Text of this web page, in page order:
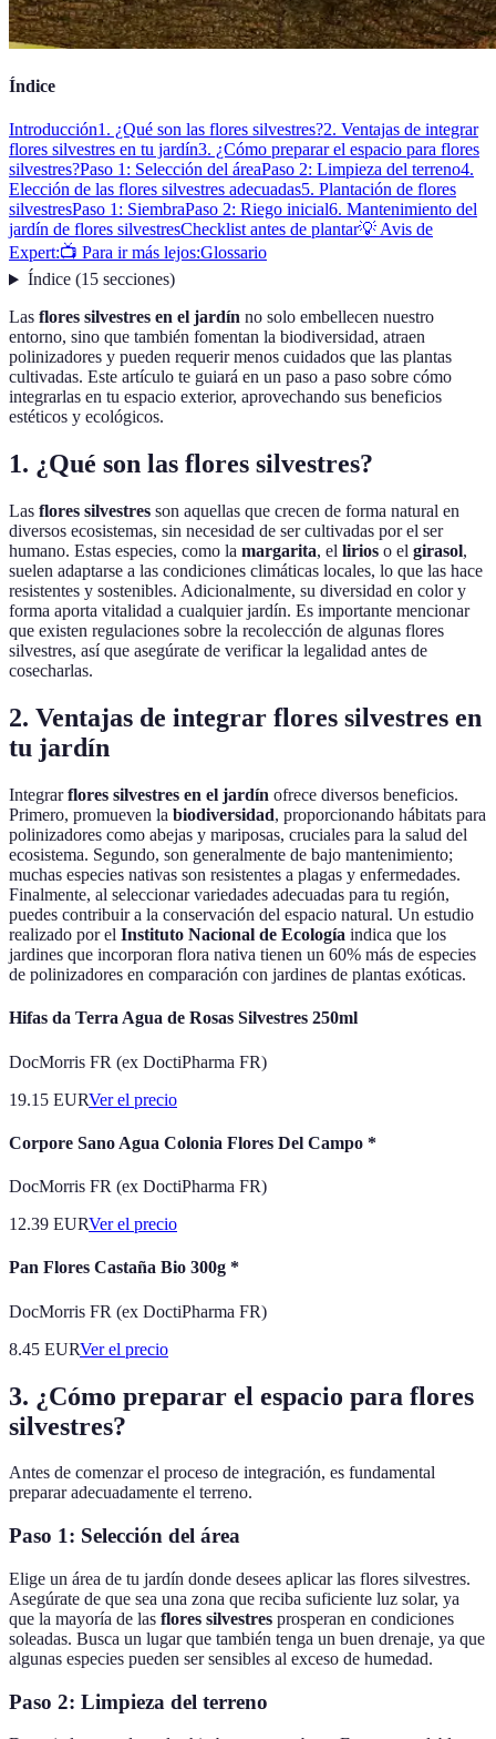
Índice
Introducción1. ¿Qué son las flores silvestres?2. Ventajas de integrar
flores silvestres en tu jardín3. ¿Cómo preparar el espacio para flores
silvestres?Paso 1: Selección del áreaPaso 2: Limpieza del terreno4.
Elección de las flores silvestres adecuadas5. Plantación de flores
silvestresPaso 1: SiembraPaso 2: Riego inicial6. Mantenimiento del
jardín de flores silvestresChecklist antes de plantar💡 Avis de
Expert:📺 Para ir más lejos:Glossario
Índice(15 secciones)
Las flores silvestres en el jardín no solo embellecen nuestro
entorno, sino que también fomentan la biodiversidad, atraen
polinizadores y pueden requerir menos cuidados que las plantas
cultivadas. Este artículo te guiará en un paso a paso sobre cómo
integrarlas en tu espacio exterior, aprovechando sus beneficios
estéticos y ecológicos.
1. ¿Qué son las flores silvestres?
Las flores silvestres son aquellas que crecen de forma natural en
diversos ecosistemas, sin necesidad de ser cultivadas por el ser
humano. Estas especies, como la margarita, el lirios o el girasol,
suelen adaptarse a las condiciones climáticas locales, lo que las hace
resistentes y sostenibles. Adicionalmente, su diversidad en color y
forma aporta vitalidad a cualquier jardín. Es importante mencionar
que existen regulaciones sobre la recolección de algunas flores
silvestres, así que asegúrate de verificar la legalidad antes de
cosecharlas.
2. Ventajas de integrar flores silvestres en
tu jardín
Integrarflores silvestres en el jardín ofrece diversos beneficios.
Primero, promueven la biodiversidad, proporcionando hábitats para
polinizadores como abejas y mariposas, cruciales para la salud del
ecosistema. Segundo, son generalmente de bajo mantenimiento;
muchas especies nativas son resistentes a plagas y enfermedades.
Finalmente, al seleccionar variedades adecuadas para tu región,
puedes contribuir a la conservación del espacio natural. Un estudio
realizado por el Instituto Nacional de Ecología indica que los
jardines que incorporan flora nativa tienen un 60% más de especies
de polinizadores en comparación con jardines de plantas exóticas.
Hifas da Terra Agua de Rosas Silvestres 250ml
DocMorris FR (ex DoctiPharma FR)
19.15 EURVer el precio
Corpore Sano Agua Colonia Flores Del Campo *
DocMorris FR (ex DoctiPharma FR)
12.39 EURVer el precio
Pan Flores Castaña Bio 300g *
DocMorris FR (ex DoctiPharma FR)
8.45 EURVer el precio
3. ¿Cómo preparar el espacio para flores
silvestres?
Antes de comenzar el proceso de integración, es fundamental
preparar adecuadamente el terreno.
Paso 1: Selección del área
Elige un área de tu jardín donde desees aplicar las flores silvestres.
Asegúrate de que sea una zona que reciba suficiente luz solar, ya
que la mayoría de las flores silvestres prosperan en condiciones
soleadas. Busca un lugar que también tenga un buen drenaje, ya que
algunas especies pueden ser sensibles al exceso de humedad.
Paso 2: Limpieza del terreno